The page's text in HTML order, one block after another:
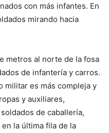
con más infantes. En
mirando hacia
metros al norte de la fosa
de infantería y carros.
militar es más compleja y
y auxiliares,
de caballería,
la última fila de la